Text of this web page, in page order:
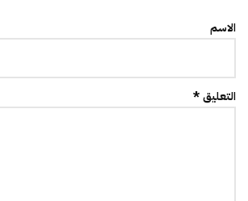
الاسم
التعليق *